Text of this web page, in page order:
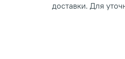
доставки. Для